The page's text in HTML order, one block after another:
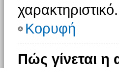
χαρακτηριστικό.
Κορυφή
Πώς γίνεται